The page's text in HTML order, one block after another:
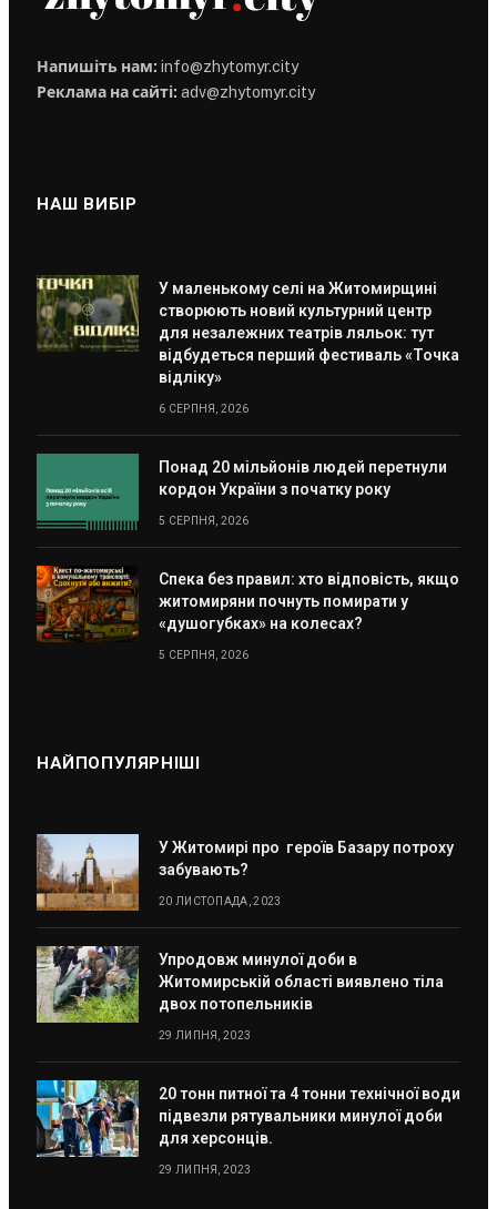
Напишіть нам: info@zhytomyr.city
Реклама на сайті: adv@zhytomyr.city
НАШ ВИБІР
У маленькому селі на Житомирщині
створюють новий культурний центр
для незалежних театрів ляльок: тут
відбудеться перший фестиваль «Точка
відліку»
6 СЕРПНЯ, 2026
Понад 20 мільйонів людей перетнули
кордон України з початку року
5 СЕРПНЯ, 2026
Спека без правил: хто відповість, якщо
житомиряни почнуть помирати у
«душогубках» на колесах?
5 СЕРПНЯ, 2026
НАЙПОПУЛЯРНІШІ
У Житомирі про героїв Базару потроху
забувають?
20 ЛИСТОПАДА, 2023
Упродовж минулої доби в
Житомирській області виявлено тіла
двох потопельників
29 ЛИПНЯ, 2023
20 тонн питної та 4 тонни технічної води
підвезли рятувальники минулої доби
для херсонців.
29 ЛИПНЯ, 2023